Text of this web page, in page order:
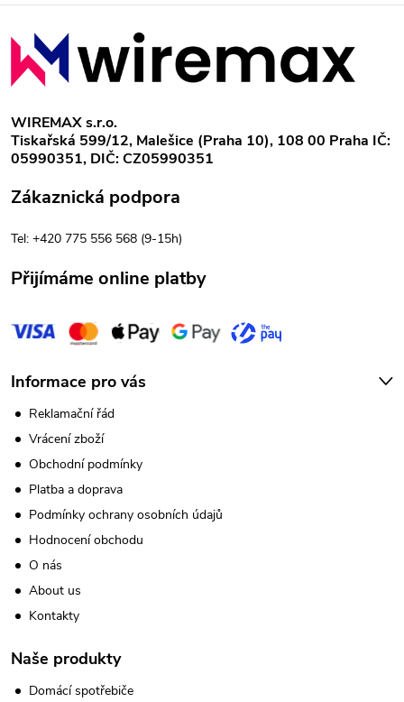
Z
á
p
a
WIREMAX s.r.o.
Tiskařská 599/12, Malešice (Praha 10), 108 00 Praha IČ:
05990351, DIČ: CZ05990351
Zákaznická podpora
Tel: +420 775 556 568 (9-15h)
Přijímáme online platby
Informace pro vás
Reklamační řád
Vrácení zboží
Obchodní podmínky
Platba a doprava
Podmínky ochrany osobních údajů
Hodnocení obchodu
O nás
About us
Kontakty
Naše produkty
Domácí spotřebiče